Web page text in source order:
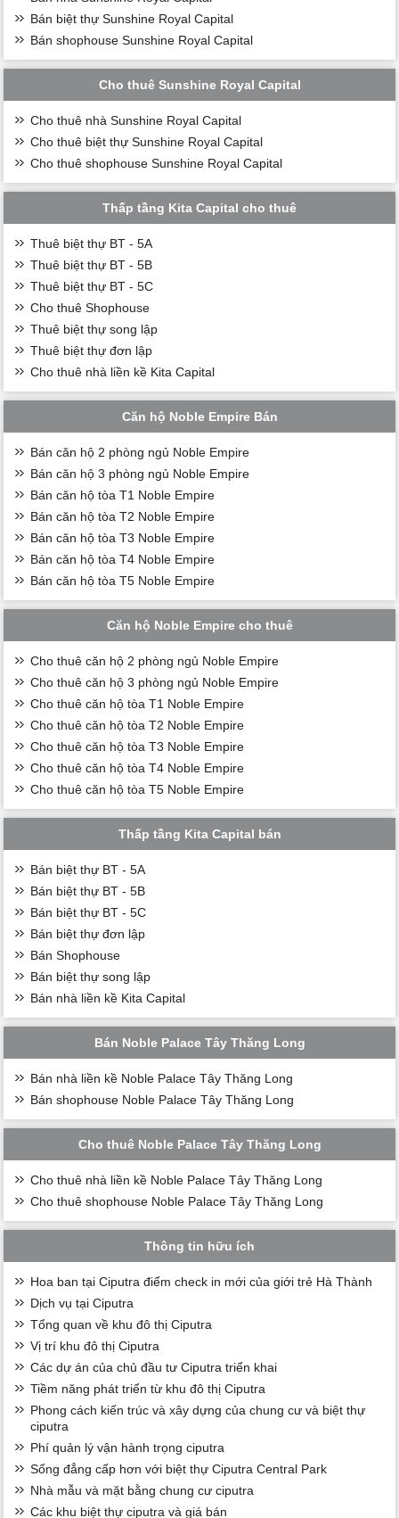
Bán biệt thự Sunshine Royal Capital
Bán shophouse Sunshine Royal Capital
Cho thuê Sunshine Royal Capital
Cho thuê nhà Sunshine Royal Capital
Cho thuê biệt thự Sunshine Royal Capital
Cho thuê shophouse Sunshine Royal Capital
Thấp tầng Kita Capital cho thuê
Thuê biệt thự BT - 5A
Thuê biệt thự BT - 5B
Thuê biệt thự BT - 5C
Cho thuê Shophouse
Thuê biệt thự song lập
Thuê biệt thự đơn lập
Cho thuê nhà liền kề Kita Capital
Căn hộ Noble Empire Bán
Bán căn hộ 2 phòng ngủ Noble Empire
Bán căn hộ 3 phòng ngủ Noble Empire
Bán căn hộ tòa T1 Noble Empire
Bán căn hộ tòa T2 Noble Empire
Bán căn hộ tòa T3 Noble Empire
Bán căn hộ tòa T4 Noble Empire
Bán căn hộ tòa T5 Noble Empire
Căn hộ Noble Empire cho thuê
Cho thuê căn hộ 2 phòng ngủ Noble Empire
Cho thuê căn hộ 3 phòng ngủ Noble Empire
Cho thuê căn hộ tòa T1 Noble Empire
Cho thuê căn hộ tòa T2 Noble Empire
Cho thuê căn hộ tòa T3 Noble Empire
Cho thuê căn hộ tòa T4 Noble Empire
Cho thuê căn hộ tòa T5 Noble Empire
Thấp tầng Kita Capital bán
Bán biệt thự BT - 5A
Bán biệt thự BT - 5B
Bán biệt thự BT - 5C
Bán biệt thự đơn lập
Bán Shophouse
Bán biệt thự song lập
Bán nhà liền kề Kita Capital
Bán Noble Palace Tây Thăng Long
Bán nhà liền kề Noble Palace Tây Thăng Long
Bán shophouse Noble Palace Tây Thăng Long
Cho thuê Noble Palace Tây Thăng Long
Cho thuê nhà liền kề Noble Palace Tây Thăng Long
Cho thuê shophouse Noble Palace Tây Thăng Long
Thông tin hữu ích
Hoa ban tại Ciputra điểm check in mới của giới trẻ Hà Thành
Dịch vụ tại Ciputra
Tổng quan về khu đô thị Ciputra
Vị trí khu đô thị Ciputra
Các dự án của chủ đầu tư Ciputra triển khai
Tiềm năng phát triển từ khu đô thị Ciputra
Phong cách kiến trúc và xây dựng của chung cư và biệt thự
ciputra
Phí quản lý vận hành trọng ciputra
Sống đẳng cấp hơn với biệt thự Ciputra Central Park
Nhà mẫu và mặt bằng chung cư ciputra
Các khu biệt thự ciputra và giá bán